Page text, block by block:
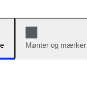
Mønter og mærker